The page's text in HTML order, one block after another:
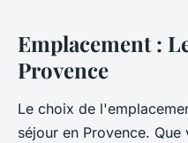
Emplacement :
Provence
Le choix de
séjour en Provence.